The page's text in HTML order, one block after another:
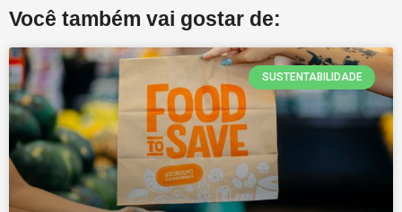
Você também vai gostar de:
SUSTENTABILIDADE